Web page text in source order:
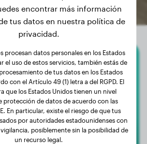
Weimaraner
Bimorí
encontrar más información
tus datos en nuestra política de
privacidad.
procesan datos personales en los Estados
el uso de estos servicios, también estás de
de tus datos en los Estados
con el Artículo 49 (1) letra a del RGPD. El
que los Estados Unidos tienen un nivel
protección de datos de acuerdo con las
En particular, existe el riesgo de que tus
por autoridades estadounidenses con
posiblemente sin la posibilidad de
un recurso legal.